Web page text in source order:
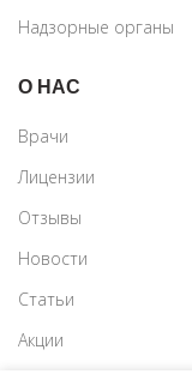
Надзорные органы
О НАС
Врачи
Лицензии
Отзывы
Новости
Статьи
Акции